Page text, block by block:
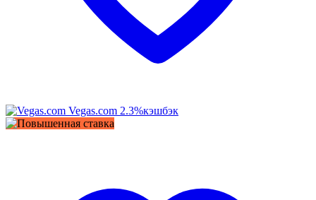
Vegas.com 2.3%кэшбэк